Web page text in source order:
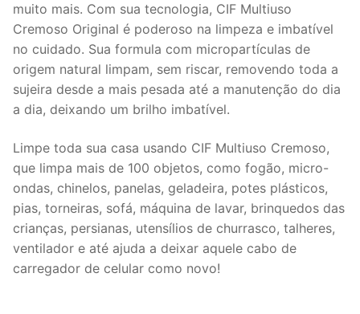
muito mais. Com sua tecnologia, CIF Multiuso
Cremoso Original é poderoso na limpeza e imbatível
no cuidado. Sua formula com micropartículas de
origem natural limpam, sem riscar, removendo toda a
sujeira desde a mais pesada até a manutenção do dia
a dia, deixando um brilho imbatível.
Limpe toda sua casa usando CIF Multiuso Cremoso,
que limpa mais de 100 objetos, como fogão, micro-
ondas, chinelos, panelas, geladeira, potes plásticos,
pias, torneiras, sofá, máquina de lavar, brinquedos das
crianças, persianas, utensílios de churrasco, talheres,
ventilador e até ajuda a deixar aquele cabo de
carregador de celular como novo!